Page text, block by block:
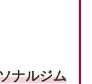
ナルジム